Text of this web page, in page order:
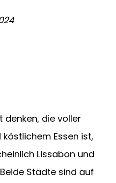
denken, die voller
Essen ist,
Lissabon und
Städte sind auf